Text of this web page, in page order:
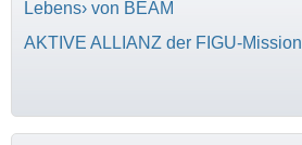
Lebens› von BEAM
AKTIVE ALLIANZ der FIGU-Mission